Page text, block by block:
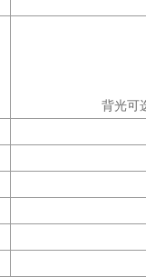
背光可